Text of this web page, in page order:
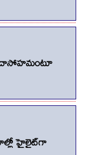
దాసోహమంటూ
హైలైట్‌గా